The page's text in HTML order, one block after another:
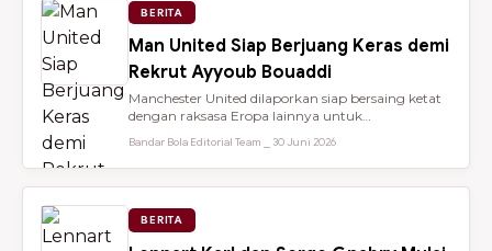
BERITA
Man United Siap Berjuang Keras demi
Rekrut Ayyoub Bouaddi
Manchester United dilaporkan siap bersaing ketat
dengan raksasa Eropa lainnya untuk
Bandar Bola Editorial Team ⎯ 30 Juni 2026
BERITA